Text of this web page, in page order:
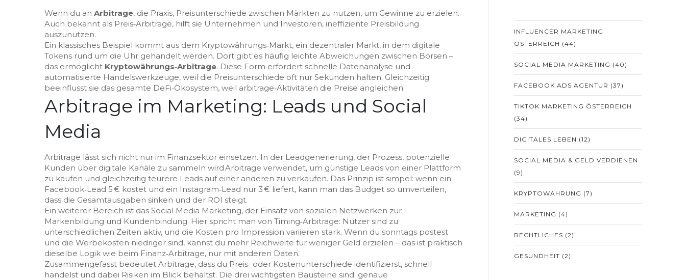
Wenn du an Arbitrage, die Praxis, Preisunterschiede zwischen Märkten zu nutzen, um Gewinne zu erzielen.
Auch bekannt als Preis‑Arbitrage, hilft sie Unternehmen und Investoren, ineffiziente Preisbildung
auszunutzen.
Ein klassisches Beispiel kommt aus dem Kryptowährungs‑Markt, ein dezentraler Markt, in dem digitale
Tokens rund um die Uhr gehandelt werden. Dort gibt es häufig leichte Abweichungen zwischen Börsen –
das ermöglicht Kryptowährungs‑Arbitrage. Diese Form erfordert schnelle Datenanalyse und
automatisierte Handelswerkzeuge, weil die Preisunterschiede oft nur Sekunden halten. Gleichzeitig
beeinflusst sie das gesamte DeFi‑Ökosystem, weil arbitrage‑Aktivitäten die Preise angleichen.
Arbitrage im Marketing: Leads und Social
Media
Arbitrage lässt sich nicht nur im Finanzsektor einsetzen. In der Leadgenerierung, der Prozess, potenzielle
Kunden über digitale Kanäle zu sammeln wird Arbitrage verwendet, um günstige Leads von einer Plattform
zu kaufen und gleichzeitig teurere Leads auf einer anderen zu verkaufen. Das Prinzip ist simpel: wenn ein
Facebook‑Lead 5 € kostet und ein Instagram‑Lead nur 3 € liefert, kann man das Budget so umverteilen,
dass die Gesamtausgaben sinken und der ROI steigt.
Ein weiterer Bereich ist das Social Media Marketing, der Einsatz von sozialen Netzwerken zur
Markenbildung und Kundenbindung. Hier spricht man von Timing‑Arbitrage: Nutzer sind zu
unterschiedlichen Zeiten aktiv, und die Kosten pro Impression variieren stark. Wenn du sonntags postest
und die Werbekosten niedriger sind, kannst du mehr Reichweite für weniger Geld erzielen – das ist praktisch
dieselbe Logik wie beim Finanz‑Arbitrage, nur mit anderen Daten.
Zusammengefasst bedeutet Arbitrage, dass du Preis‑ oder Kostenunterschiede identifizierst, schnell
handelst und dabei Risiken im Blick behältst. Die drei wichtigsten Bausteine sind: genaue
INFLUENCER MARKETING
ÖSTERREICH (44)
SOCIAL MEDIA MARKETING (40)
FACEBOOK ADS AGENTUR (37)
TIKTOK MARKETING ÖSTERREICH
(34)
DIGITALES LEBEN (12)
SOCIAL MEDIA & GELD VERDIENEN
(9)
KRYPTOWÄHRUNG (7)
MARKETING (4)
RECHTLICHES (2)
GESUNDHEIT (2)